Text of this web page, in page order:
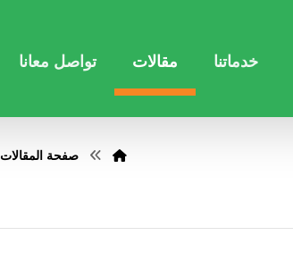
خدماتنا مقالات تواصل معانا
صفحة المقالات